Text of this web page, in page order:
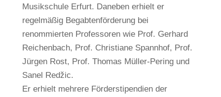
Musikschule Erfurt. Daneben erhielt er
regelmäßig Begabtenförderung bei
renommierten Professoren wie Prof. Gerhard
Reichenbach, Prof. Christiane Spannhof, Prof.
Jürgen Rost, Prof. Thomas Müller-Pering und
Sanel Redžic.
Er erhielt mehrere Förderstipendien der